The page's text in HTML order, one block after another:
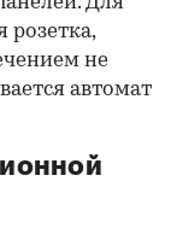
розетка,
не
автомат